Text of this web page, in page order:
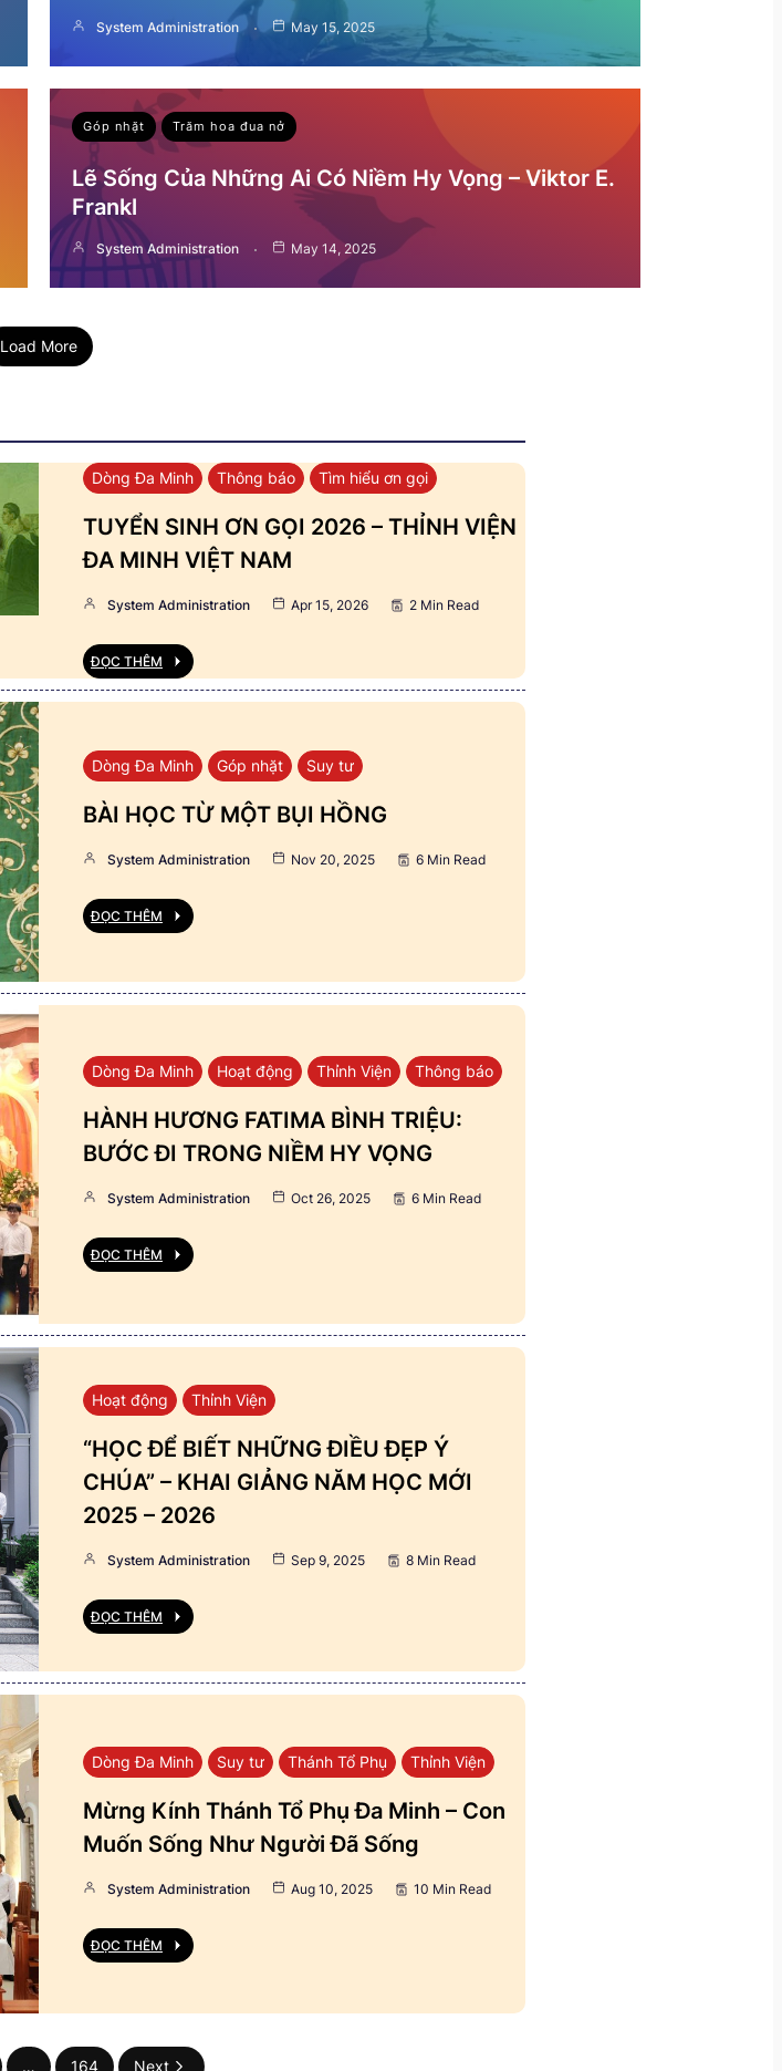
System Administration May 15, 2025
Góp nhặt Trăm hoa đua nở
Lẽ Sống Của Những Ai Có Niềm Hy Vọng – Viktor E.
Frankl
System Administration May 14, 2025
Load More
Dòng Đa Minh Thông báo Tìm hiểu ơn gọi
TUYỂN SINH ƠN GỌI 2026 – THỈNH VIỆN
ĐA MINH VIỆT NAM
System Administration Apr 15, 2026 2 Min Read
ĐỌC THÊM
Dòng Đa Minh Góp nhặt Suy tư
BÀI HỌC TỪ MỘT BỤI HỒNG
System Administration Nov 20, 2025 6 Min Read
ĐỌC THÊM
Dòng Đa Minh Hoạt động Thỉnh Viện Thông báo
HÀNH HƯƠNG FATIMA BÌNH TRIỆU:
BƯỚC ĐI TRONG NIỀM HY VỌNG
System Administration Oct 26, 2025 6 Min Read
ĐỌC THÊM
Hoạt động Thỉnh Viện
“HỌC ĐỂ BIẾT NHỮNG ĐIỀU ĐẸP Ý
CHÚA” – KHAI GIẢNG NĂM HỌC MỚI
2025 – 2026
System Administration Sep 9, 2025 8 Min Read
ĐỌC THÊM
Dòng Đa Minh Suy tư Thánh Tổ Phụ Thỉnh Viện
Mừng Kính Thánh Tổ Phụ Đa Minh – Con
Muốn Sống Như Người Đã Sống
System Administration Aug 10, 2025 10 Min Read
ĐỌC THÊM
… 164 Next